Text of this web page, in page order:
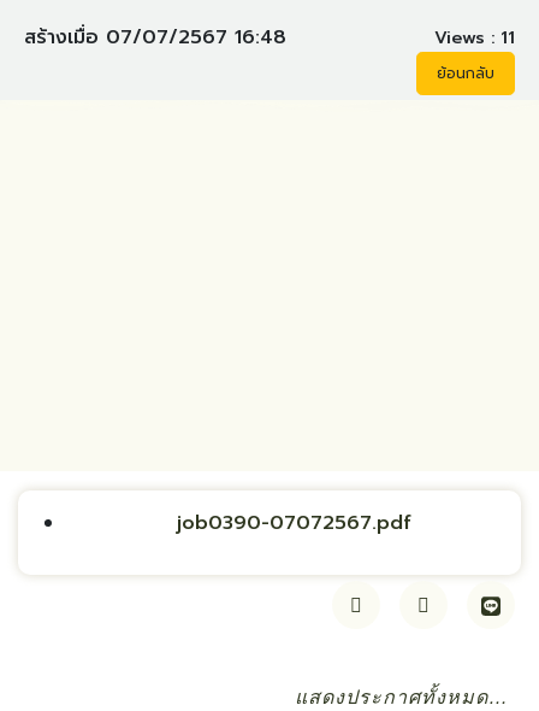
สร้างเมื่อ 07/07/2567 16:48 Views : 11
ย้อนกลับ
job0390-07072567.pdf
แสดงประกาศทั้งหมด…